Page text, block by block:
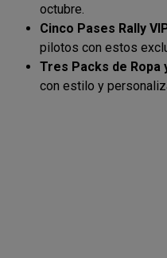
octubre.
Cinco Pases Rally
pilotos con estos
Tres Packs de Ropa
con estilo y